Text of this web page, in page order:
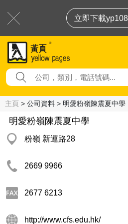
立即下載
主頁 > 公司資料 > 明愛粉嶺陳震夏中學
明愛粉嶺陳震夏中學
粉嶺 新運路28
2669 9966
2677 6213
http://www.cfs.edu.hk/